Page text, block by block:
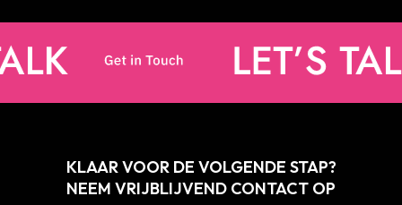
KLAAR VOOR DE VOLGENDE STAP?
NEEM VRIJBLIJVEND CONTACT OP